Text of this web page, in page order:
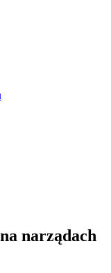
narządach